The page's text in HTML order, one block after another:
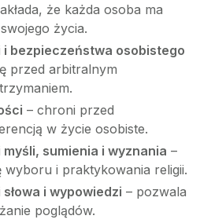
że każda osoba ma
życia.
i bezpieczeństwa osobistego
przed arbitralnym
– chroni przed
w życie osobiste.
sumienia i wyznania –
wyboru i praktykowania religii.
i wypowiedzi – pozwala
poglądów.